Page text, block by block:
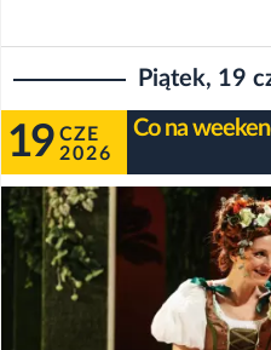
Piątek, 19
19 CZE
2026
Co na